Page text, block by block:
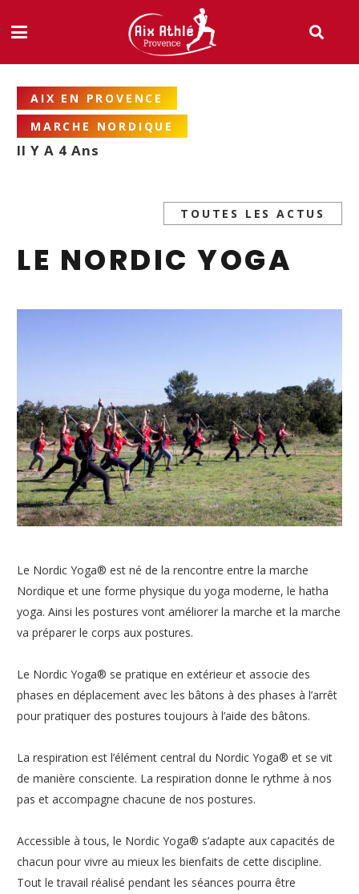
AIX EN PROVENCE
MARCHE NORDIQUE
Il Y A 4 Ans
TOUTES LES ACTUS
LE NORDIC YOGA
Le Nordic Yoga® est né de la rencontre entre la marche
Nordique et une forme physique du yoga moderne, le hatha
yoga. Ainsi les postures vont améliorer la marche et la marche
va préparer le corps aux postures.
Le Nordic Yoga® se pratique en extérieur et associe des
phases en déplacement avec les bâtons à des phases à l’arrêt
pour pratiquer des postures toujours à l’aide des bâtons.
La respiration est l’élément central du Nordic Yoga® et se vit
de manière consciente. La respiration donne le rythme à nos
pas et accompagne chacune de nos postures.
Accessible à tous, le Nordic Yoga® s’adapte aux capacités de
chacun pour vivre au mieux les bienfaits de cette discipline.
Tout le travail réalisé pendant les séances pourra être